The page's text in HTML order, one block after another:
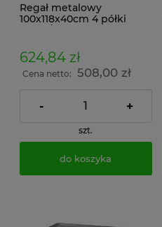
Regał metalowy
100x118x40cm 4 półki
dokumenty w archiwum i
do magazynu
624,84 zł
Cena netto: 508,00 zł
- +
szt.
do koszyka